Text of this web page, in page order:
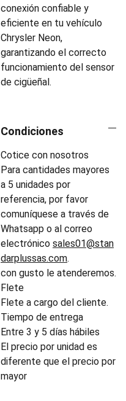
conexión confiable y
eficiente en tu vehículo
Chrysler Neon,
garantizando el correcto
funcionamiento del sensor
de cigüeñal.
Condiciones
Cotice con nosotros
Para cantidades mayores
a 5 unidades por
referencia, por favor
comuníquese a través de
Whatsapp o al correo
electrónico sales01@stan
darplussas.com.
con gusto le atenderemos.
Flete
Flete a cargo del cliente.
Tiempo de entrega
Entre 3 y 5 días hábiles
El precio por unidad es
diferente que el precio por
mayor